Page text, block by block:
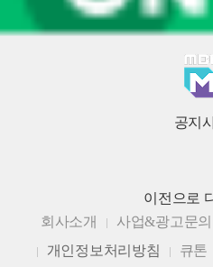
공지
이전으로
회사소개
사업&광고문의
개인정보처리방침
큐톤